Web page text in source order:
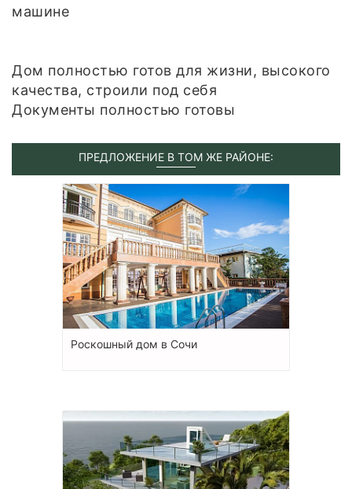
машине
Дом полностью готов для жизни, высокого
качества, строили под себя
Документы полностью готовы
ПРЕДЛОЖЕНИЕ В ТОМ ЖЕ РАЙОНЕ:
Роскошный дом в Сочи